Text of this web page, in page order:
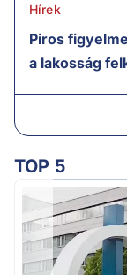
Hírek
Piros
a lakosság
TOP 5